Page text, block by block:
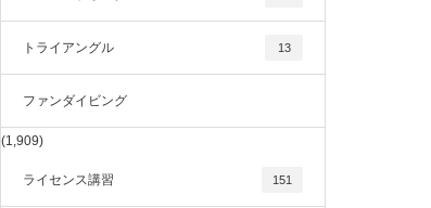
トライアングル 13
ファンダイビング
(1,909)
ライセンス講習 151